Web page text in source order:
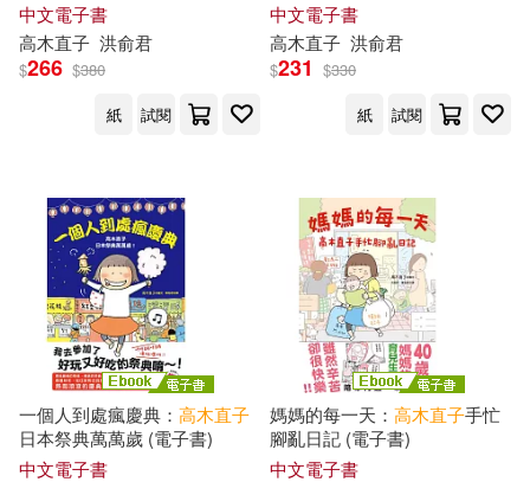
中文電子書
高木直子 洪俞君
$266 $380
紙
試閱
中文電子書
高木直子 洪俞君
$231 $330
紙
試閱
一個人到處瘋慶典： 高木直子
日本祭典萬萬歲 (電子書)
中文電子書
媽媽的每一天： 高木直子手忙
腳亂日記 (電子書)
中文電子書